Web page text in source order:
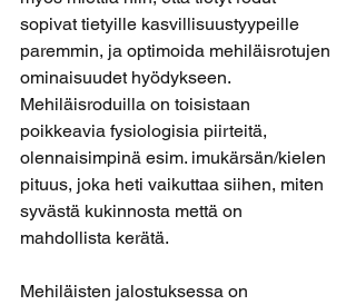
sopivat tietyille kasvillisuustyypeille
paremmin, ja optimoida mehiläisrotujen
ominaisuudet hyödykseen.
Mehiläisroduilla on toisistaan
poikkeavia fysiologisia piirteitä,
olennaisimpinä esim. imukärsän/kielen
pituus, joka heti vaikuttaa siihen, miten
syvästä kukinnosta mettä on
mahdollista kerätä.
Mehiläisten jalostuksessa on